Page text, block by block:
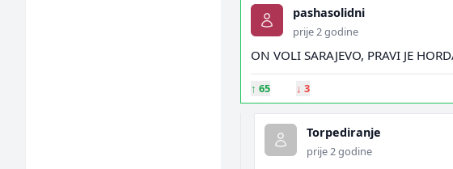
pashasolidni
prije 2 godine
ON VOLI SARAJEVO, PRAVI JE
↑ 65 ↓ 3
Torpediranje
prije 2 godine